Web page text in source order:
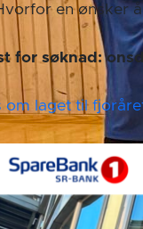
en ønsker
for søknad:
om laget til